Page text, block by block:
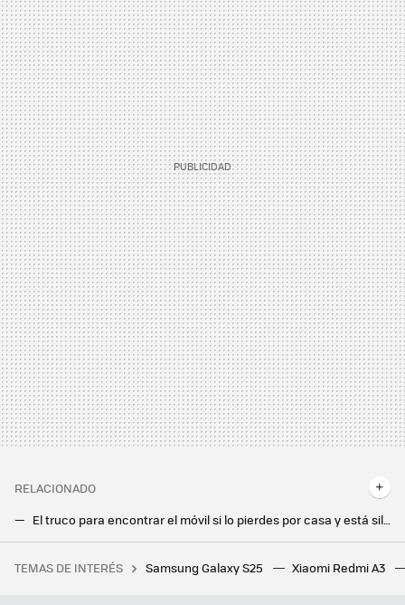
RELACIONADO
El truco para encontrar el móvil si lo pierdes por casa y está silenciado
Llevan cuatro años observando el teletrabajo y tienen una conclusión muy clara: "Trabajar desde casa nos hace más felices"
TEMAS DE INTERÉS Samsung Galaxy S25 Xiaomi Redmi A3